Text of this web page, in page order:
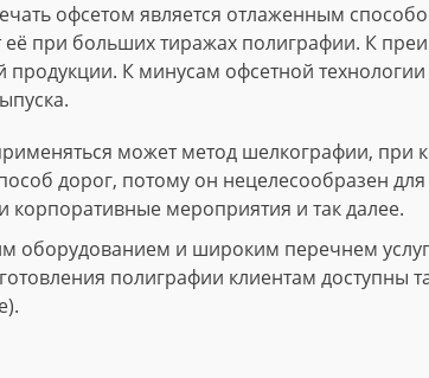
офсетом является отлаженным
при больших тиражах полиграфии. К
продукции. К минусам офсетной
может метод шелкографии, при
дорог, потому он нецелесообразен
корпоративные мероприятия и так далее.
и широким перечнем
полиграфии клиентам доступны